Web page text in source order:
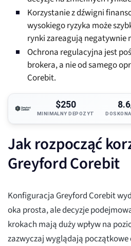
Korzystanie z dźwigni
wysokiego ryzyka może
rynki zareagują negatywnie
Ochrona regulacyjna jest
brokera, a nie od samego
Corebit.
$250
MINIMALNY DEPOZYT
Jak rozpocząć
Greyford Corebit
Konfiguracja Greyford Corebit
oka prosta, ale decyzje
krokach mają duży wpływ na
zazwyczaj wyglądają